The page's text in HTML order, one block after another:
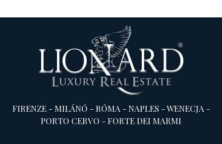
FIRENZE-MILÁNÓ -RÓMA -NAPLES -WENECJA -
PORTO CERVO -FORTE DEI MARMI